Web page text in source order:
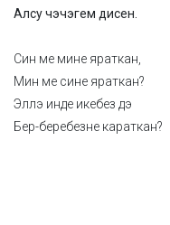
Алсу чэчэгем дисен.
Син ме мине яраткан,
Мин ме сине яраткан?
Эллэ инде икебез дэ
Бер-беребезне караткан?